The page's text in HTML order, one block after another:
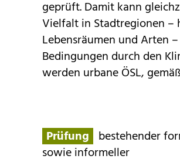
geprüft. Damit kann
Vielfalt in Stadtregionen –
Lebensräumen und Arten
Bedingungen durch den
werden urbane ÖSL,
Prüfung
bestehender
sowie informeller